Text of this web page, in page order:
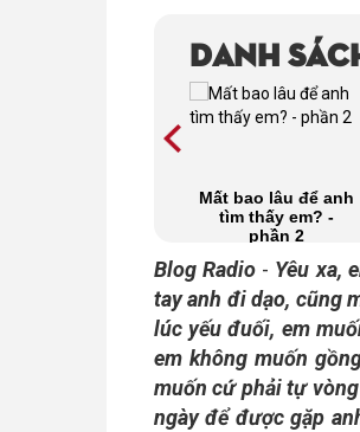
Danh
Mất bao lâu để anh
tìm thấy em? -
phần 2
Blog Radio - Yêu xa,
tay anh đi dạo, cũng
lúc yếu đuối, em
em không muốn
muốn cứ phải tự
ngày để được gặp